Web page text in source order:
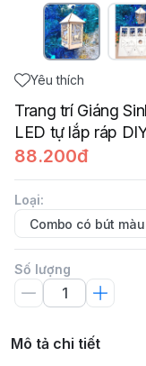
Yêu thích
Trang trí Giáng
LED tự lắp ráp
88.200đ
Loại:
Combo có bút màu
Số lượng
Mô tả chi tiết